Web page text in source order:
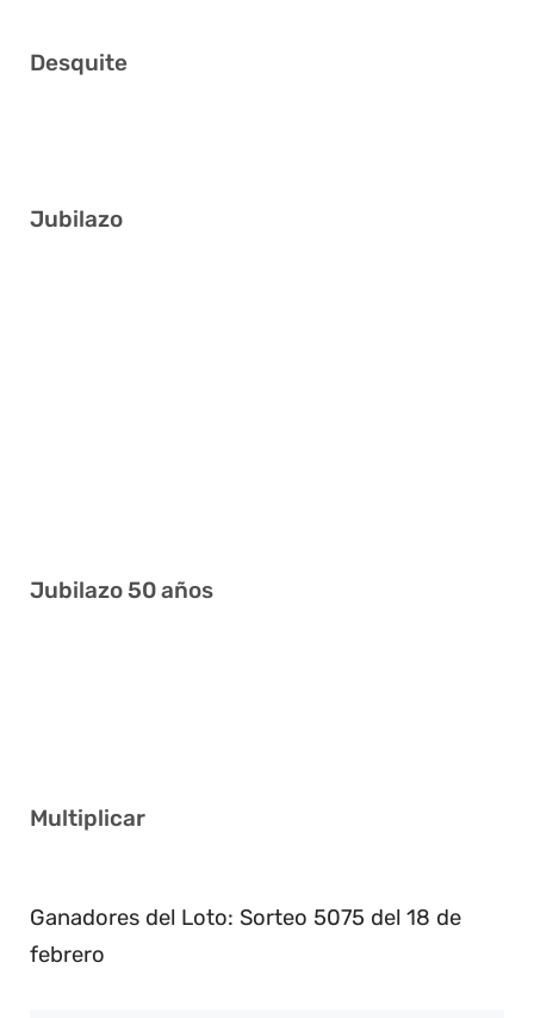
Desquite
Jubilazo
Jubilazo 50 años
Multiplicar
Ganadores del Loto: Sorteo 5075 del 18 de
febrero